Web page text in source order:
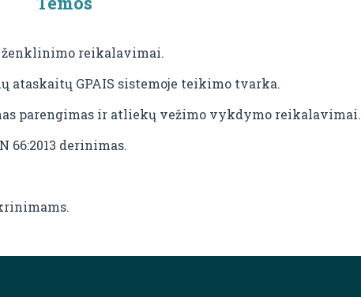
reikalavimai.
ataskaitų GPAIS sistemoje teikimo tvarka.
parengimas ir atliekų vežimo vykdymo reikalavimai.
derinimas.